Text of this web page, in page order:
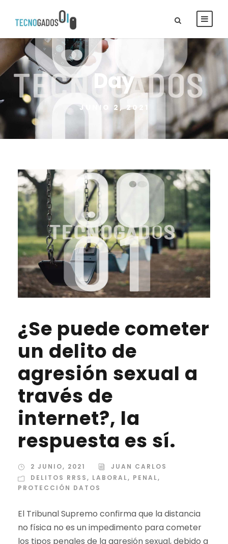
Day
JUNIO 2, 2021
¿Se puede cometer
un delito de
agresión sexual a
través de
internet?, la
respuesta es sí.
2 JUNIO, 2021
JUAN CARLOS
DELITOS RRSS, LABORAL, PENAL,
PROTECCIÓN DATOS
El Tribunal Supremo confirma que la distancia
no física no es un impedimento para cometer
los tipos penales de la agresión sexual, debido a